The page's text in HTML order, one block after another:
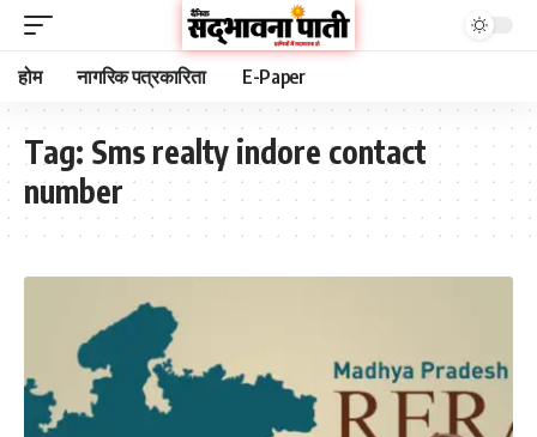
होम नागरिक पत्रकारिता E-Paper
Tag: Sms realty indore contact
number